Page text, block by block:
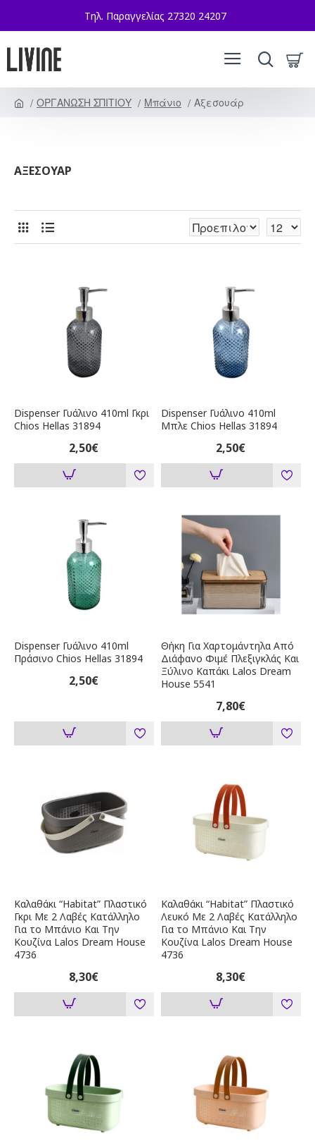
Τηλ. Παραγγελίας 27320 24207
ΟΡΓΑΝΩΣΗ ΣΠΙΤΙΟΥ Μπάνιο Αξεσουάρ
ΑΞΕΣΟΥΆΡ
Dispenser Γυάλινο 410ml Γκρι
Chios Hellas 31894
2,50€
Dispenser Γυάλινο 410ml
Μπλε Chios Hellas 31894
2,50€
Dispenser Γυάλινο 410ml
Πράσινο Chios Hellas 31894
2,50€
Θήκη Για Χαρτομάντηλα Από
Διάφανο Φιμέ Πλεξιγκλάς Και
Ξύλινο Καπάκι Lalos Dream
House 5541
7,80€
Καλαθάκι “Habitat” Πλαστικό
Γκρι Με 2 Λαβές Κατάλληλο
Για το Μπάνιο Και Την
Κουζίνα Lalos Dream House
4736
8,30€
Καλαθάκι “Habitat” Πλαστικό
Λευκό Με 2 Λαβές Κατάλληλο
Για το Μπάνιο Και Την
Κουζίνα Lalos Dream House
4736
8,30€